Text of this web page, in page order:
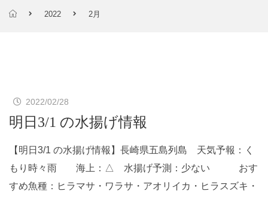
2022 2月
2022/02/28
明日3/1 の水揚げ情報
【明日3/1 の水揚げ情報】長崎県五島列島 天気予報：く
もり時々雨 海上：△ 水揚げ予測：少ない おす
すめ魚種：ヒラマサ・ワラサ・アオリイカ・ヒラスズキ・